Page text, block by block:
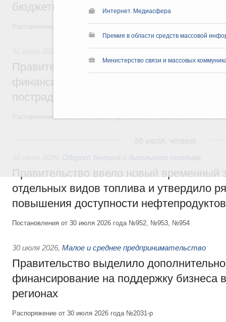
Интернет. Медиасфера
Премия в области средств массовой
Министерство связи и массовых
бюджетным кредитам ещё двум
Чрезвычайные ситуации и ликвидация их
Правительство выделило
финансирование Дагестану и Чечне на
пострадавшим от наводнения
Распоряжение от 28 июля 2026 года №1999-р и распоряжение от
Оборот бензина и дизельного топлива
Правительство ввело новый временный
отдельных видов топлива и утвердило
повышения доступности нефтепродуктов
Постановления от 30 июля 2026 года №952, №953, №954
30 июля 2026, Малое и среднее предпринимательство
Правительство выделило
финансирование на поддержку бизнеса
регионах
Распоряжение от 30 июля 2026 года №2031-р